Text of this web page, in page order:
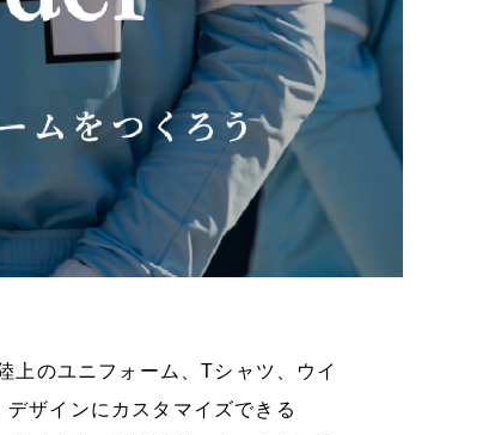
のユニフォーム、Tシャツ、ウイ
ザインにカスタマイズできる